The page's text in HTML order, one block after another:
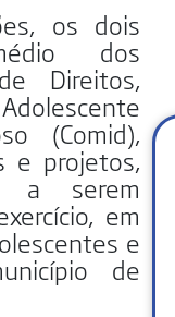
os dois
dos
Direitos,
(Comid),
e projetos,
a serem
em
e
de